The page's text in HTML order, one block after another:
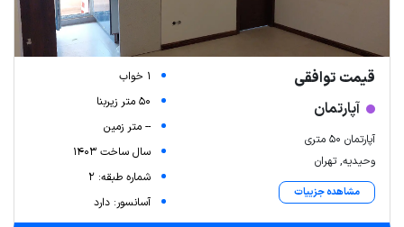
قیمت توافقی
آپارتمان
آپارتمان ۵۰ متری
وحیدیه, تهران
مشاهده جزییات
1 خواب
50 متر زیربنا
-- متر زمین
سال ساخت 1403
شماره طبقه: 2
آسانسور: دارد